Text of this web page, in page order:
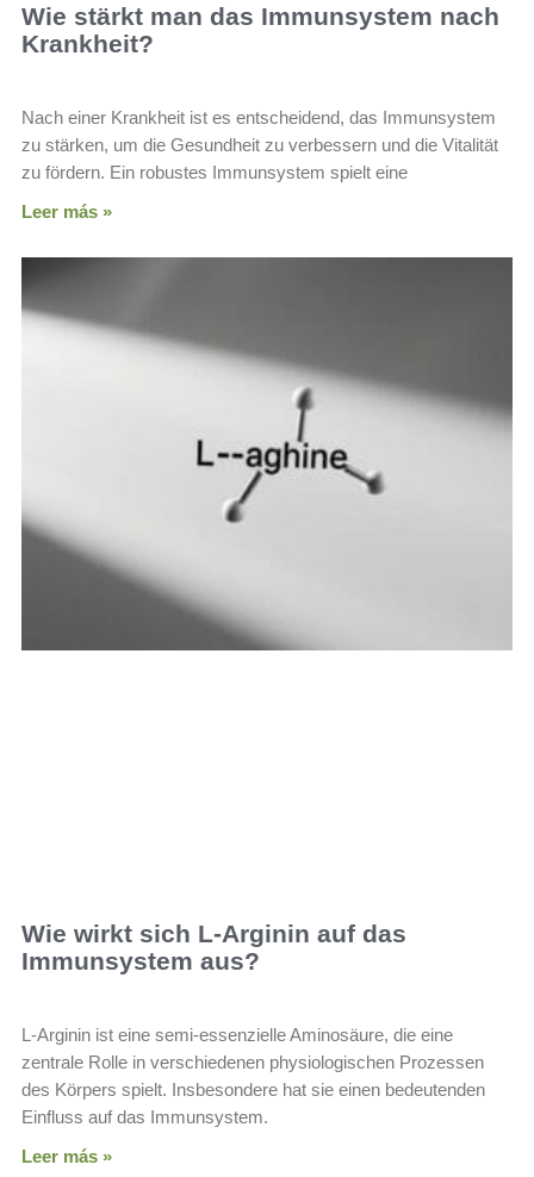
Wie stärkt man das Immunsystem nach
Krankheit?
Nach einer Krankheit ist es entscheidend, das Immunsystem
zu stärken, um die Gesundheit zu verbessern und die Vitalität
zu fördern. Ein robustes Immunsystem spielt eine
Leer más »
Wie wirkt sich L-Arginin auf das
Immunsystem aus?
L-Arginin ist eine semi-essenzielle Aminosäure, die eine
zentrale Rolle in verschiedenen physiologischen Prozessen
des Körpers spielt. Insbesondere hat sie einen bedeutenden
Einfluss auf das Immunsystem.
Leer más »